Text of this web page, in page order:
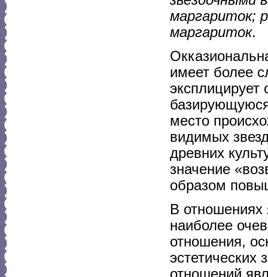
маргариток;
маргариток.
имеет более
место
видимых
древних
значение
образом
В отношениях
наиболее
отношения,
эстетических
отношений